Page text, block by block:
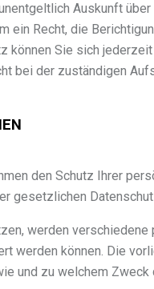
Auskunft
ein Recht, die
können Sie sich
bei der zuständigen
den Schutz Ihrer
gesetzlichen
werden
werden können. Die
und zu welchem Zweck